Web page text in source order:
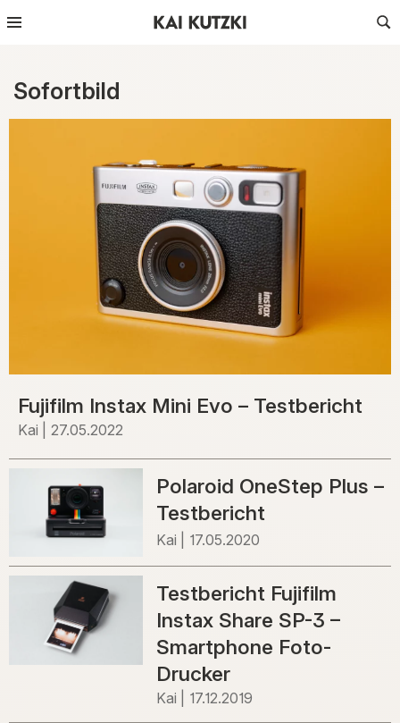
Sofortbild
Fujifilm Instax Mini Evo – Testbericht
Kai 27.05.2022
Polaroid OneStep Plus –
Testbericht
Kai 17.05.2020
Testbericht Fujifilm
Instax Share SP-3 –
Smartphone Foto-
Drucker
Kai 17.12.2019